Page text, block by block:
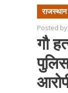
राजस्थान
Posted by
गौ